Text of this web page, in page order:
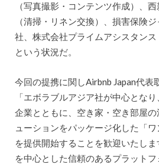
（写真撮影・コンテンツ作成）、
（清掃・リネン交換）、損害保険
社、株式会社プライムアシスタンス
という状況だ。
今回の提携に関しAirbnb Japan代表
「エボラブルアジア社が中心とな
企業とともに、空き家・空き部屋の
ューションをパッケージ化した「ワ
を提供開始することを歓迎いたし
を中心とした信頼のあるプラット